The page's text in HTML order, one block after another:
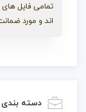
تمامی فایل
اند و مورد
دسته بندی